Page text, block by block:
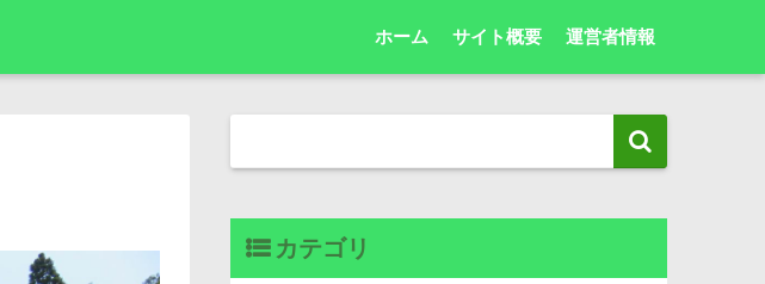
ホーム サイト概要 運営者情報
カテゴリ